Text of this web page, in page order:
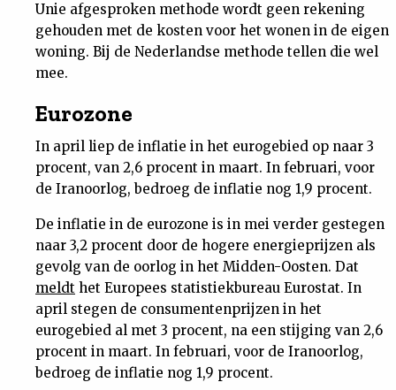
Unie afgesproken methode wordt geen rekening
gehouden met de kosten voor het wonen in de eigen
woning. Bij de Nederlandse methode tellen die wel
mee.
Eurozone
In april liep de inflatie in het eurogebied op naar 3
procent, van 2,6 procent in maart. In februari, voor
de Iranoorlog, bedroeg de inflatie nog 1,9 procent.
De inflatie in de eurozone is in mei verder gestegen
naar 3,2 procent door de hogere energieprijzen als
gevolg van de oorlog in het Midden-Oosten. Dat
meldt het Europees statistiekbureau Eurostat. In
april stegen de consumentenprijzen in het
eurogebied al met 3 procent, na een stijging van 2,6
procent in maart. In februari, voor de Iranoorlog,
bedroeg de inflatie nog 1,9 procent.